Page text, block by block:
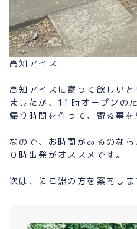
高知アイス
高知アイスに寄って欲しい
ましたが、11時オープンの
帰り時間を作って、寄る事
なので、お時間があるのな
０時出発がオススメです。
次は、にこ淵の方を案内しま